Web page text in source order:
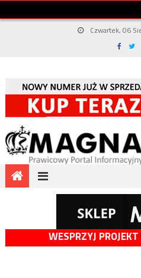
Czwartek, 06
WESPRZYJ